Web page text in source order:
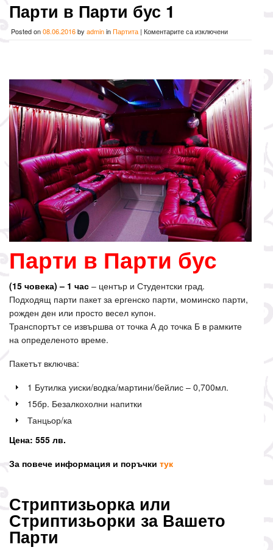
Парти в Парти бус 1
Posted on08.06.2016by admininПартита | Коментарите са изключениза
1
Парти в Парти бус
(15 човека) – 1 час – център и Студентски град.
Подходящ парти пакет за ергенско парти, моминско парти,
рожден ден или просто весел купон.
Транспортът се извършва от точка А до точка Б в рамките
на определеното време.
Пакетът включва:
1 Бутилка уиски/водка/мартини/бейлис – 0,700мл.
15бр. Безалкохолни напитки
Танцьор/ка
Цена: 555 лв.
За повече информация и поръчки тук
Стриптизьорка или
Стриптизьорки за Вашето
Парти